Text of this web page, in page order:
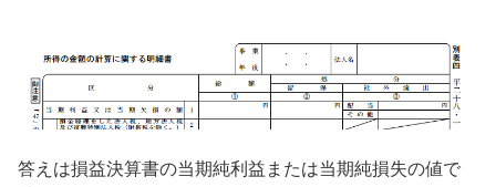
答えは損益決算書の当期純利益または当期純損失の値で